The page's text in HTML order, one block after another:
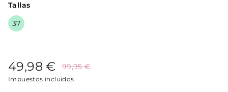
Tallas
37
49,98 € 99,95 €
Impuestos incluidos